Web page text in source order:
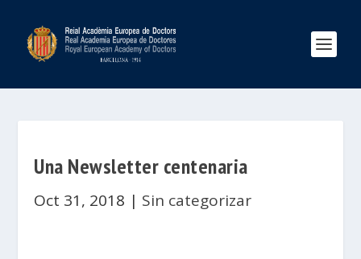
Una Newsletter centenaria
Oct 31, 2018 | Sin categorizar